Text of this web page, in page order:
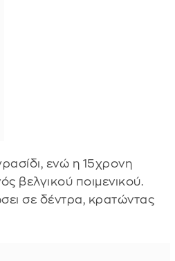
ενώ η 15χρονη
βελγικού ποιμενικού.
σε δέντρα, κρατώντας